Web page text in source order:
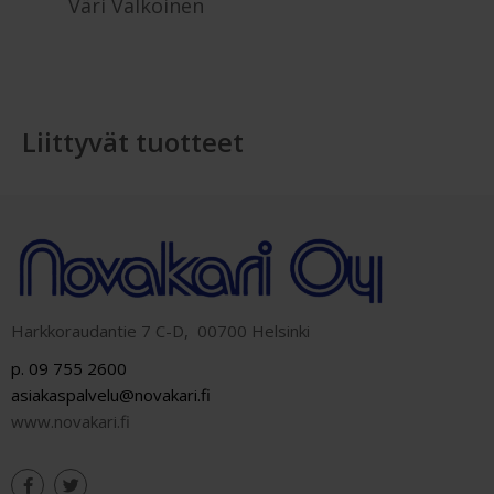
Väri Valkoinen
Liittyvät tuotteet
Harkkoraudantie 7 C-D, 00700 Helsinki
p. 09 755 2600
asiakaspalvelu@novakari.fi
www.novakari.fi